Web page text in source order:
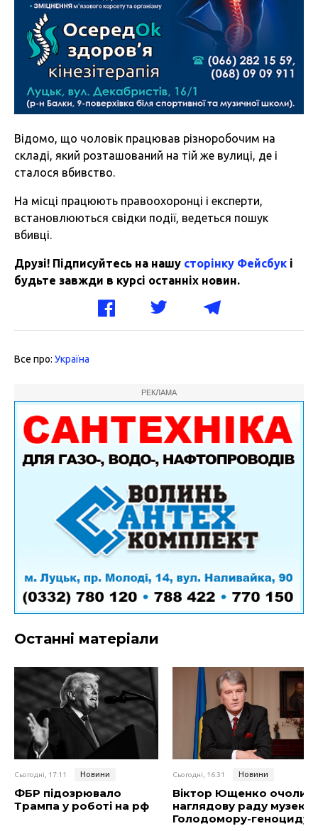
Відомо, що чоловік працював різноробочим на
складі, який розташований на тій же вулиці, де і
сталося вбивство.
На місці працюють правоохоронці і експерти,
встановлюються свідки події, ведеться пошук
вбивці.
Друзі! Підписуйтесь на нашу сторінку Фейсбук і
будьте завжди в курсі останніх новин.
Все про: Україна
РЕКЛАМА
Останні матеріали
Сьогодні, 17:11 Новини
ФБР підозрювало
Трампа у роботі на рф
Сьогодні, 16:31 Новини
Віктор Ющенко очолив
наглядову раду музею
Голодомору-геноциду